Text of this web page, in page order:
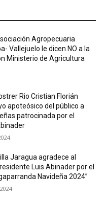
Agropecuaria
Vallejuelo le dicen NO a la
Ministerio de Agricultura
Rio Cristian Florián
apoteósico del público a
patrocinada por el
Jaragua agradece al
Luis Abinader por el
Navideña 2024”